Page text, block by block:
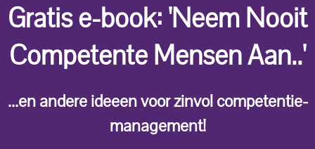
Gratis e-book: 'Neem Nooit
Competente Mensen Aan..'
...en andere ideeen voor zinvol competentie-
management!